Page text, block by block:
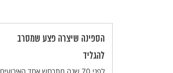
הספינה שיצרה פצע שמסרב
להגליד
לפני 70 שנה מתרחש אחד האירועים